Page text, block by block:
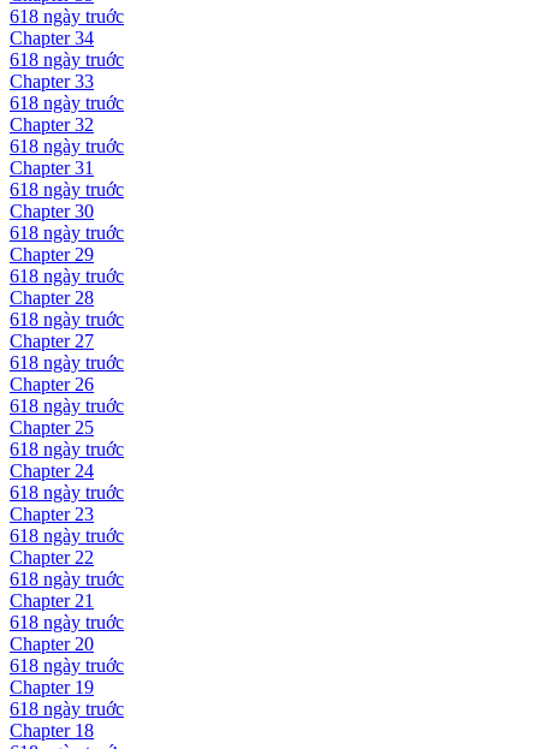
618 ngày truớc
Chapter34
618 ngày truớc
Chapter33
618 ngày truớc
Chapter32
618 ngày truớc
Chapter31
618 ngày truớc
Chapter30
618 ngày truớc
Chapter29
618 ngày truớc
Chapter28
618 ngày truớc
Chapter27
618 ngày truớc
Chapter26
618 ngày truớc
Chapter25
618 ngày truớc
Chapter24
618 ngày truớc
Chapter23
618 ngày truớc
Chapter22
618 ngày truớc
Chapter21
618 ngày truớc
Chapter20
618 ngày truớc
Chapter 19
618 ngày truớc
Chapter 18